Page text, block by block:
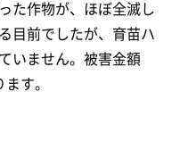
た作物が、ほぼ全滅し
目前でしたが、育苗ハ
いません。被害金額
す。